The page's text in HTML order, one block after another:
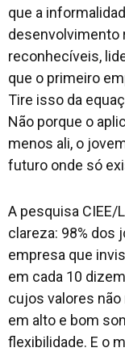
que a
desenvolvimento
reconhecíveis,
que o primeiro
Tire isso da
Não porque o
menos ali, o
futuro onde só
A pesquisa
clareza: 98% dos
empresa que
em cada 10
cujos valores
em alto e bom
flexibilidade. E o